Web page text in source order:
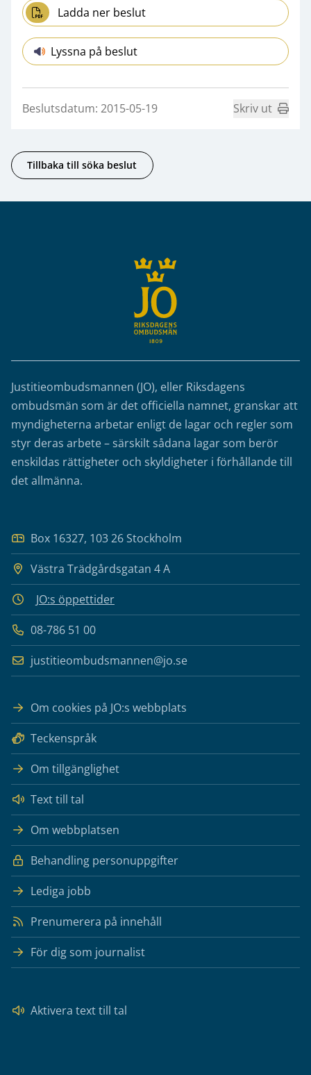
Ladda ner beslut
Lyssna på beslut
Beslutsdatum: 2015-05-19 Skriv ut
Tillbaka till söka beslut
Justitieombudsmannen (JO), eller Riksdagens
ombudsmän som är det officiella namnet, granskar att
myndigheterna arbetar enligt de lagar och regler som
styr deras arbete – särskilt sådana lagar som berör
enskildas rättigheter och skyldigheter i förhållande till
det allmänna.
Box 16327, 103 26 Stockholm
Västra Trädgårdsgatan 4 A
JO:s öppettider
08-786 51 00
justitieombudsmannen@jo.se
Om cookies på JO:s webbplats
Teckenspråk
Om tillgänglighet
Text till tal
Om webbplatsen
Behandling personuppgifter
Lediga jobb
Prenumerera på innehåll
För dig som journalist
Aktivera text till tal